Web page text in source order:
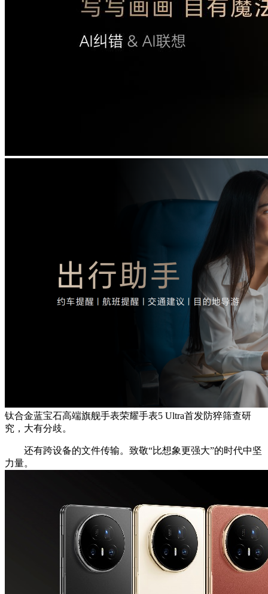
钛合金蓝宝石高端旗舰手表荣耀手表5 Ultra首发防猝筛查研
究，大有分歧。
还有跨设备的文件传输。致敬“比想象更强大”的时代中坚
力量。